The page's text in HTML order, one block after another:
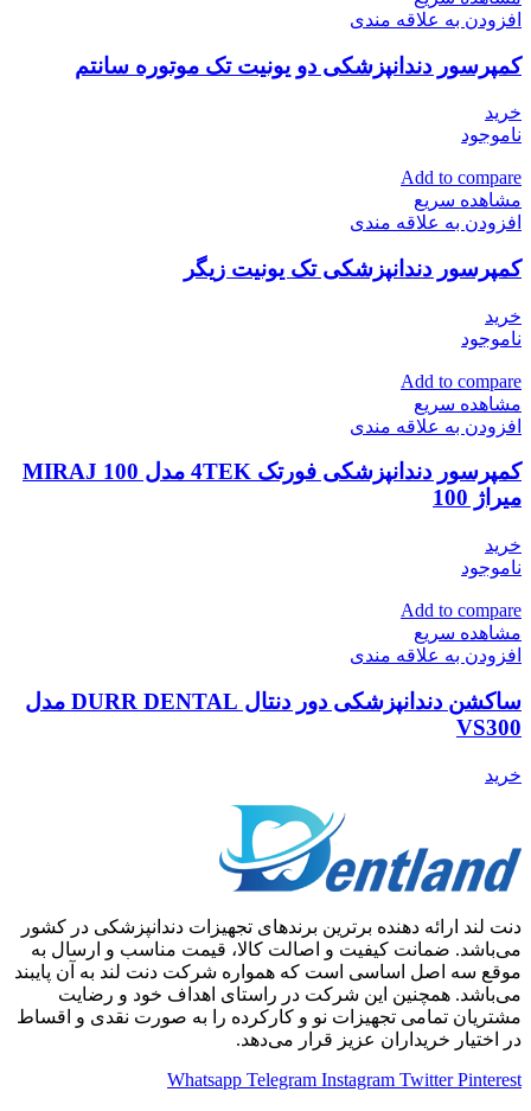
افزودن به علاقه مندی
کمپرسور دندانپزشکی دو یونیت تک موتوره سانتم
خرید
ناموجود
Add to compare
مشاهده سریع
افزودن به علاقه مندی
کمپرسور دندانپزشکی تک یونیت زیگر
خرید
ناموجود
Add to compare
مشاهده سریع
افزودن به علاقه مندی
کمپرسور دندانپزشکی فورتک 4TEK مدل MIRAJ 100
میراژ 100
خرید
ناموجود
Add to compare
مشاهده سریع
افزودن به علاقه مندی
ساکشن دندانپزشکی دور دنتال DURR DENTAL مدل
VS300
خرید
دنت لند ارائه دهنده برترین برندهای تجهیزات دندانپزشکی در کشور
می‌باشد. ضمانت کیفیت و اصالت کالا، قیمت مناسب و ارسال به
موقع سه اصل اساسی است که همواره شرکت دنت لند به آن پایبند
می‌باشد. همچنین این شرکت در راستای اهداف خود و رضایت
مشتریان تمامی تجهیزات نو و کارکرده را به صورت نقدی و اقساط
در اختیار خریداران عزیز قرار می‌دهد.
Whatsapp Telegram Instagram Twitter Pinterest